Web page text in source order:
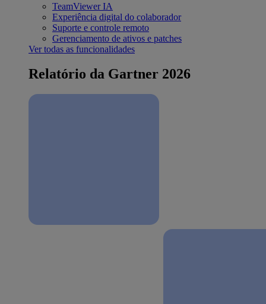
TeamViewer IA
Experiência digital do colaborador
Suporte e controle remoto
Gerenciamento de ativos e patches
Ver todas as funcionalidades
Relatório da Gartner 2026